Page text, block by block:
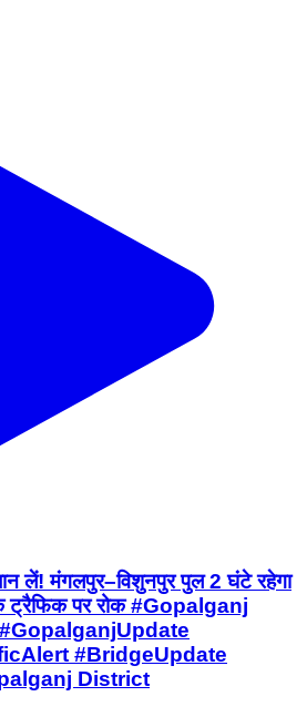
लें! मंगलपुर–विशुनपुर पुल 2 घंटे रहेगा
पर रोक #Gopalganj
#BridgeUpdate
District